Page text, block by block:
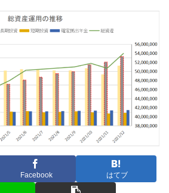
Facebook はてブ